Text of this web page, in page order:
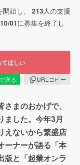
始し、 213人の支援
01に募集を終了し
てほしい
送る
URLコピー
まのおかげで、
ました。今年3月
えないから繁盛店
ナーが語る「本
版と「起業オンラ